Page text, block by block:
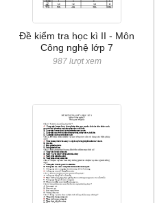
Đề kiểm tra học kì II - Môn
Công nghệ lớp 7
987 lượt xem